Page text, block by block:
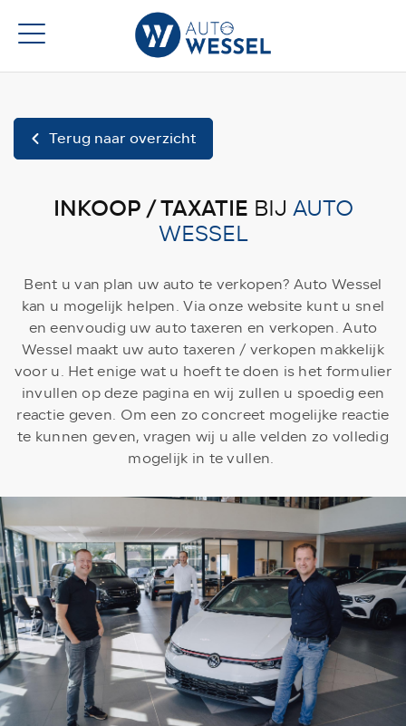
Terug naar overzicht
INKOOP / TAXATIE BIJ AUTO
WESSEL
Bent u van plan uw auto te verkopen? Auto Wessel
kan u mogelijk helpen. Via onze website kunt u snel
en eenvoudig uw auto taxeren en verkopen. Auto
Wessel maakt uw auto taxeren / verkopen makkelijk
voor u. Het enige wat u hoeft te doen is het formulier
invullen op deze pagina en wij zullen u spoedig een
reactie geven. Om een zo concreet mogelijke reactie
te kunnen geven, vragen wij u alle velden zo volledig
mogelijk in te vullen.